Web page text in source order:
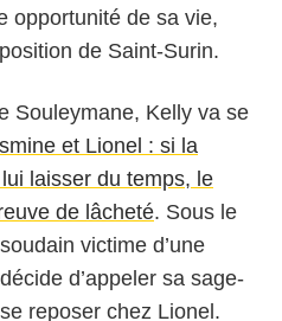
opportunité de sa vie,
de Saint-Surin.
Souleymane, Kelly va se
et Lionel : si la
laisser du temps, le
de lâcheté. Sous le
victime d’une
d’appeler sa sage-
reposer chez Lionel.